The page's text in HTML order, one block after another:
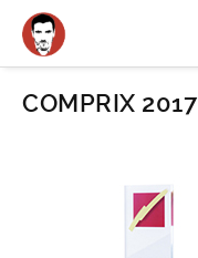
COMPRIX 2017